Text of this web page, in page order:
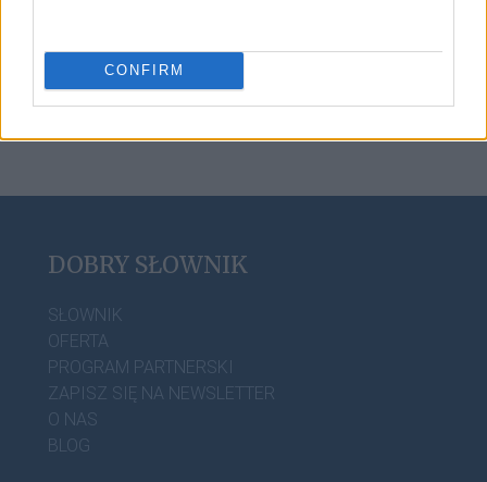
CONFIRM
elf
DOBRY SŁOWNIK
SŁOWNIK
OFERTA
PROGRAM PARTNERSKI
ZAPISZ SIĘ NA NEWSLETTER
O NAS
BLOG